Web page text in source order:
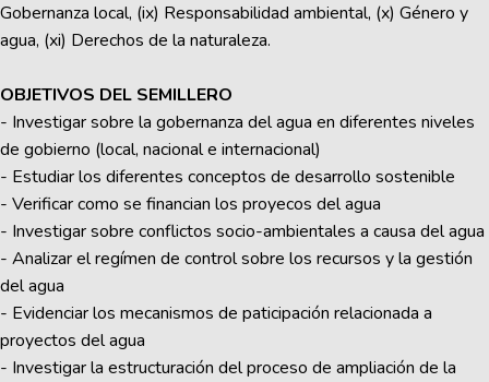
Gobernanza local, (ix) Responsabilidad ambiental, (x) Género y
agua, (xi) Derechos de la naturaleza.
OBJETIVOS DEL SEMILLERO
- Investigar sobre la gobernanza del agua en diferentes niveles
de gobierno (local, nacional e internacional)
- Estudiar los diferentes conceptos de desarrollo sostenible
- Verificar como se financian los proyecos del agua
- Investigar sobre conflictos socio-ambientales a causa del agua
- Analizar el regímen de control sobre los recursos y la gestión
del agua
- Evidenciar los mecanismos de paticipación relacionada a
proyectos del agua
- Investigar la estructuración del proceso de ampliación de la